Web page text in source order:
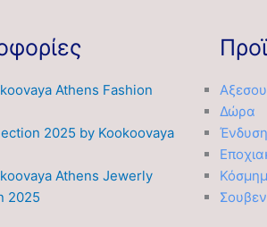
Athens Fashion
2025 by Kookoovaya
Athens Jewerly
2025
Δώρα
Ένδυση